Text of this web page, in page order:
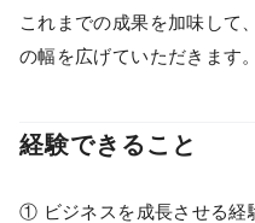
これまでの成果を加味して
の幅を広げていただきます。
経験できること
① ビジネスを成長させる経